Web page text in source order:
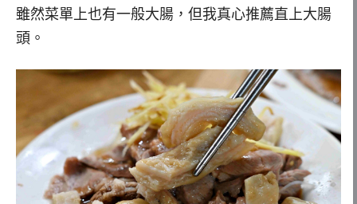
雖然菜單上也有一般大腸，但我真心推薦直上大腸
頭。